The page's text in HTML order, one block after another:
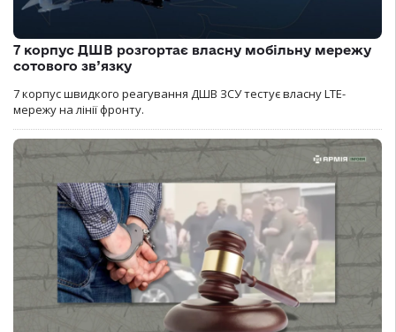
7 корпус ДШВ розгортає власну мобільну мережу
сотового зв’язку
7 корпус швидкого реагування ДШВ ЗСУ тестує власну LTE-
мережу на лінії фронту.